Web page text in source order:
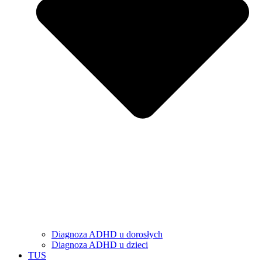
Diagnoza ADHD u dorosłych
Diagnoza ADHD u dzieci
TUS